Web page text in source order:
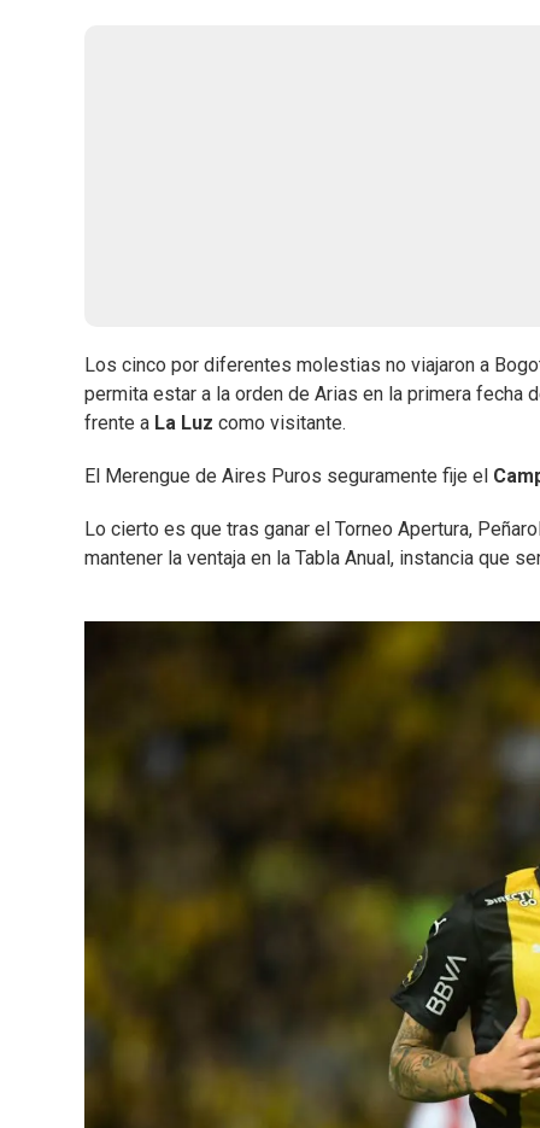
Los cinco por diferentes molestias no viajaron a
permita estar a la orden de Arias en la primera fecha
frente a La Luz como visitante.
El Merengue de Aires Puros seguramente fije el
Lo cierto es que tras ganar el Torneo Apertura,
mantener la ventaja en la Tabla Anual, instancia que